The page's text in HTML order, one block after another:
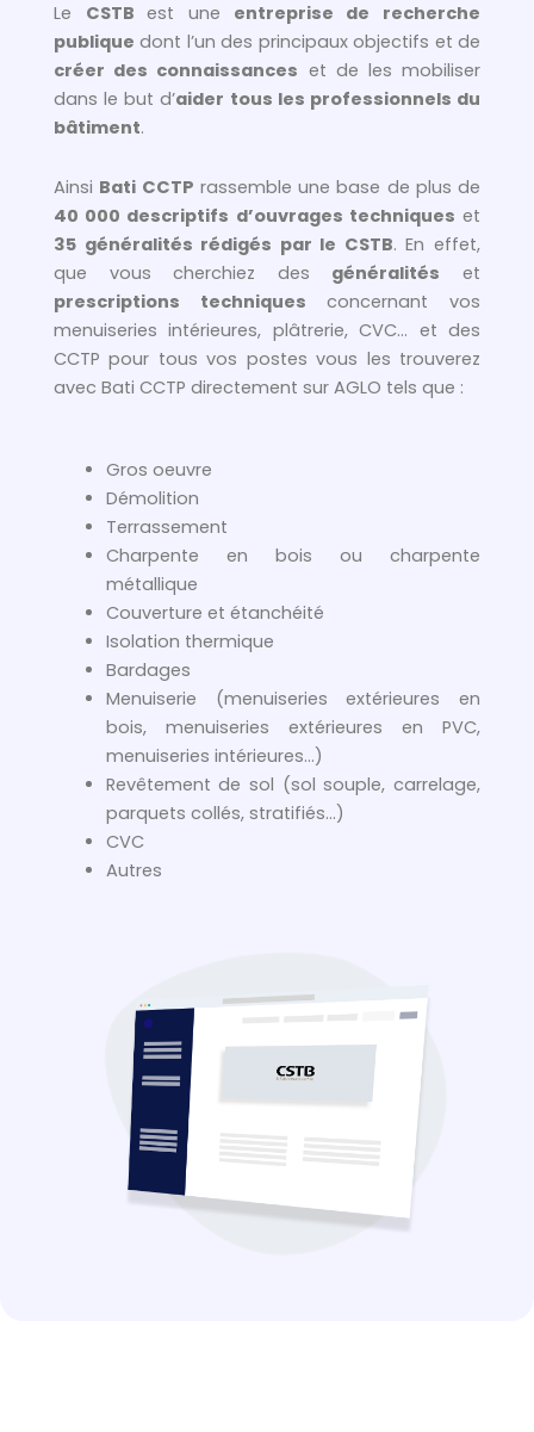
Le CSTBest une entreprise de recherche
publique dont l’un des principaux objectifs et de
créer des connaissances et de les mobiliser
dans le but d’aider tous les professionnels du
bâtiment.
Ainsi Bati CCTP rassemble une base de plus de
40 000 descriptifs d’ouvrages techniques et
35 généralités rédigés par le CSTB. En effet,
que vous cherchiez des généralités et
prescriptions techniques concernant vos
menuiseries intérieures, plâtrerie, CVC… et des
CCTP pour tous vos postes vous les trouverez
avec Bati CCTP directement sur AGLO tels que :
Gros oeuvre
Démolition
Terrassement
Charpente en bois ou charpente
métallique
Couverture et étanchéité
Isolation thermique
Bardages
Menuiserie (menuiseries extérieures en
bois, menuiseries extérieures en PVC,
menuiseries intérieures…)
Revêtement de sol (sol souple, carrelage,
parquets collés, stratifiés…)
CVC
Autres